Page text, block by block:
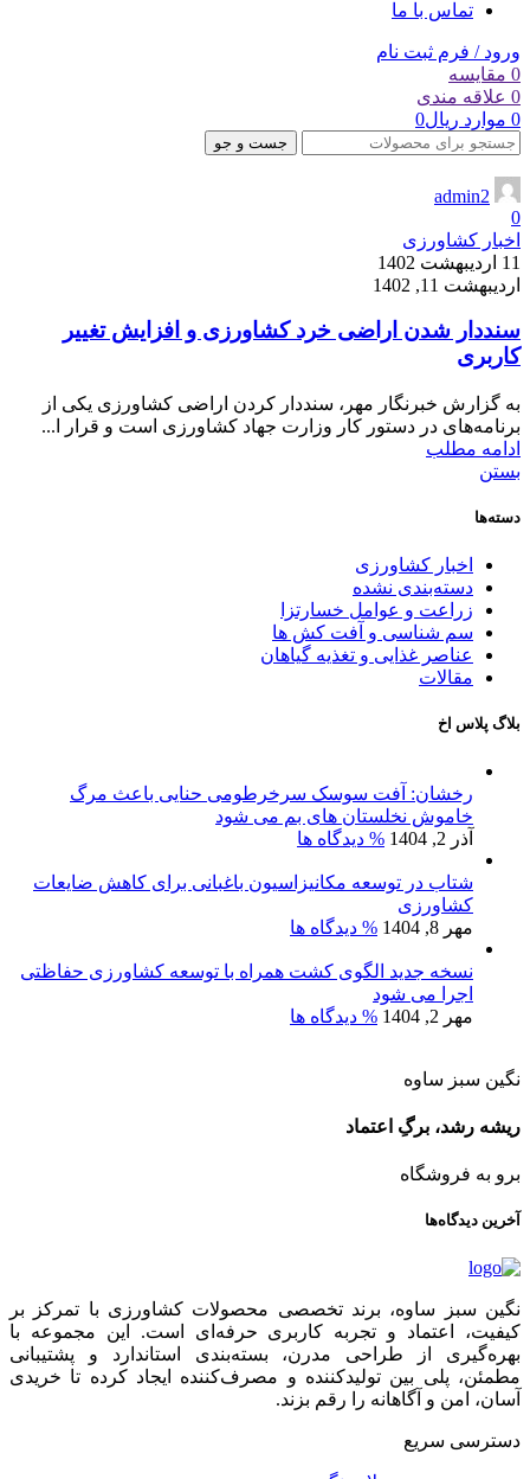
تماس با ما
ورود / فرم ثبت نام
0 مقایسه
0 علاقه مندی
0 موارد ریال0
جست و جو
admin2
0
اخبار کشاورزی
11 اردیبهشت 1402
اردیبهشت 11, 1402
سنددار شدن اراضی خرد کشاورزی و افزایش تغییر
کاربری
به گزارش خبرنگار مهر، سنددار کردن اراضی کشاورزی یکی از
برنامه‌های در دستور کار وزارت جهاد کشاورزی است و قرار ا...
ادامه مطلب
بستن
دسته‌ها
اخبار کشاورزی
دسته‌بندی نشده
زراعت و عوامل خسارتزا
سم شناسی و آفت کش ها
عناصر غذایی و تغذیه گیاهان
مقالات
بلاگ پلاس اخ
رخشان: آفت سوسک سرخرطومی حنایی باعث مرگ
خاموش نخلستان های بم می شود
آذر 2, 1404
% دیدگاه ها
شتاب در توسعه مکانیزاسیون باغبانی برای کاهش ضایعات
کشاورزی
مهر 8, 1404
% دیدگاه ها
نسخه جدید الگوی کشت همراه با توسعه کشاورزی حفاظتی
اجرا می شود
مهر 2, 1404
% دیدگاه ها
نگین سبز ساوه
ریشه رشد، برگِ اعتماد
برو به فروشگاه
آخرین دیدگاه‌ها
نگین سبز ساوه، برند تخصصی محصولات کشاورزی با تمرکز بر
کیفیت، اعتماد و تجربه کاربری حرفه‌ای است. این مجموعه با
بهره‌گیری از طراحی مدرن، بسته‌بندی استاندارد و پشتیبانی
مطمئن، پلی بین تولیدکننده و مصرف‌کننده ایجاد کرده تا خریدی
آسان، امن و آگاهانه را رقم بزند.
دسترسی سریع